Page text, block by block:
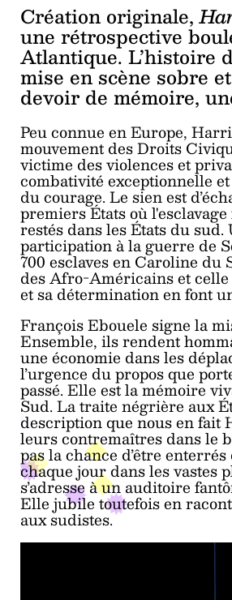
Création originale,
une rétrospective
Atlantique. L’histoire
mise en scène sobre
devoir de mémoire,
Peu connue en Europe,
mouvement des Droits
victime des violences et
combativité exceptionnelle
du courage. Le sien est
premiers États où
restés dans les États du
participation à la guerre de
700 esclaves en Caroline
des Afro-Américains et celle
et sa détermination en font
François Ebouele signe la
Ensemble, ils rendent
une économie dans les
l’urgence du propos que
passé. Elle est la mémoire
Sud. La traite négrière aux
description que nous en fait
leurs contremaîtres dans le
pas la chance d’être
chaque jour dans les vastes
s’adresse à un auditoire
Elle jubile toutefois en
aux sudistes.